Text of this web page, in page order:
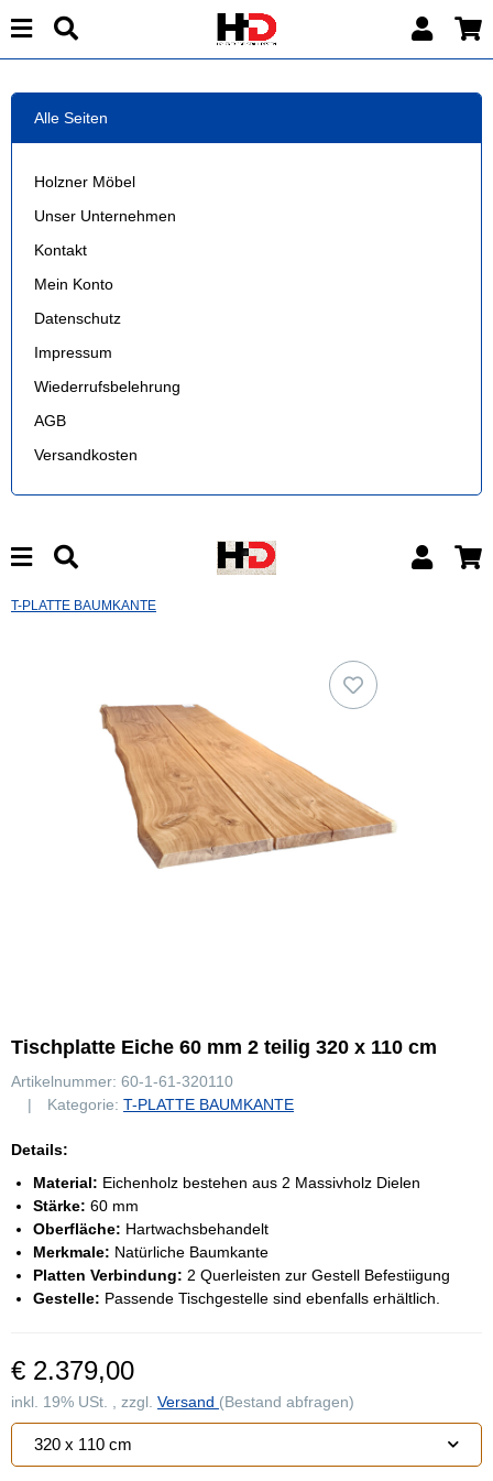
Alle Seiten
Holzner Möbel
Unser Unternehmen
Kontakt
Mein Konto
Datenschutz
Impressum
Wiederrufsbelehrung
AGB
Versandkosten
T-PLATTE BAUMKANTE
Tischplatte Eiche 60 mm 2 teilig 320 x 110 cm
Artikelnummer: 60-1-61-320110
Kategorie: T-PLATTE BAUMKANTE
Details:
Material: Eichenholz bestehen aus 2 Massivholz Dielen
Stärke: 60 mm
Oberfläche: Hartwachsbehandelt
Merkmale: Natürliche Baumkante
Platten Verbindung: 2 Querleisten zur Gestell Befestiigung
Gestelle: Passende Tischgestelle sind ebenfalls erhältlich.
€ 2.379,00
inkl. 19% USt. , zzgl. Versand (Bestand abfragen)
320 x 110 cm